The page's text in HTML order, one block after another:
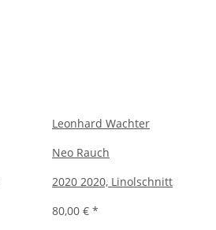
Leonhard Wachter
Neo Rauch
2020 2020, Linolschnitt
80,00 € *